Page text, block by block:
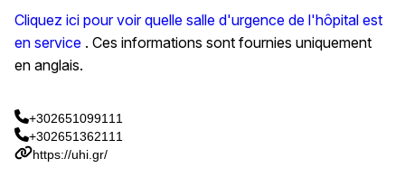
Cliquez ici pour voir quelle salle d'urgence de l'hôpital est
en service . Ces informations sont fournies uniquement
en anglais.
+302651099111
+302651362111
https://uhi.gr/